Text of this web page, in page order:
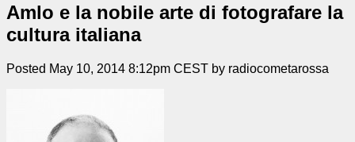
Amlo e la nobile arte di fotografare la
cultura italiana
Posted May 10, 2014 8:12pm CEST by radiocometarossa